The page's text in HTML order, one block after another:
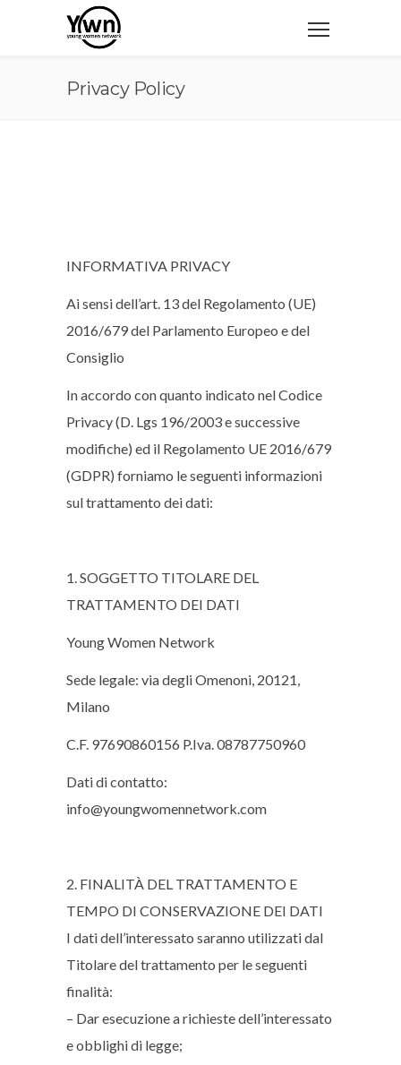
Privacy Policy
INFORMATIVA PRIVACY
Ai sensi dell’art. 13 del Regolamento (UE)
2016/679 del Parlamento Europeo e del
Consiglio
In accordo con quanto indicato nel Codice
Privacy (D. Lgs 196/2003 e successive
modifiche) ed il Regolamento UE 2016/679
(GDPR) forniamo le seguenti informazioni
sul trattamento dei dati:
1. SOGGETTO TITOLARE DEL
TRATTAMENTO DEI DATI
Young Women Network
Sede legale: via degli Omenoni, 20121,
Milano
C.F. 97690860156 P.Iva. 08787750960
Dati di contatto:
info@youngwomennetwork.com
2. FINALITÀ DEL TRATTAMENTO E
TEMPO DI CONSERVAZIONE DEI DATI
I dati dell’interessato saranno utilizzati dal
Titolare del trattamento per le seguenti
finalità:
– Dar esecuzione a richieste dell’interessato
e obblighi di legge;